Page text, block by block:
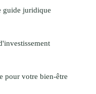
guide juridique
pour votre bien-être